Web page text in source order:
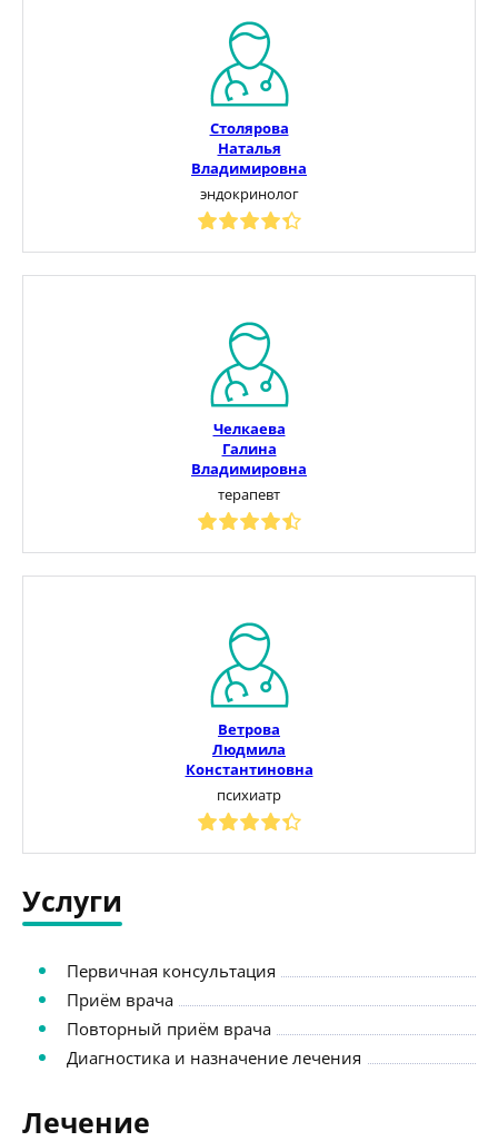
Столярова
Наталья
Владимировна
эндокринолог
Челкаева
Галина
Владимировна
терапевт
Ветрова
Людмила
Константиновна
психиатр
Услуги
Первичная консультация
Приём врача
Повторный приём врача
Диагностика и назначение лечения
Лечение